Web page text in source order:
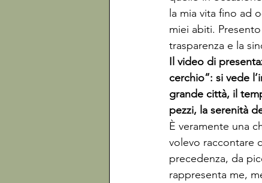
la mia vita fino ad
miei abiti.
trasparenza e la
Il video di
cerchio”: si vede
grande città, il
pezzi, la serenità
È veramente una
volevo raccontare
precedenza, da
rappresenta me,